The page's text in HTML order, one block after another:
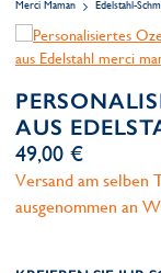
Merci Maman Edelstahl-
AUS
49,00 €
Versand am selben
ausgenommen an